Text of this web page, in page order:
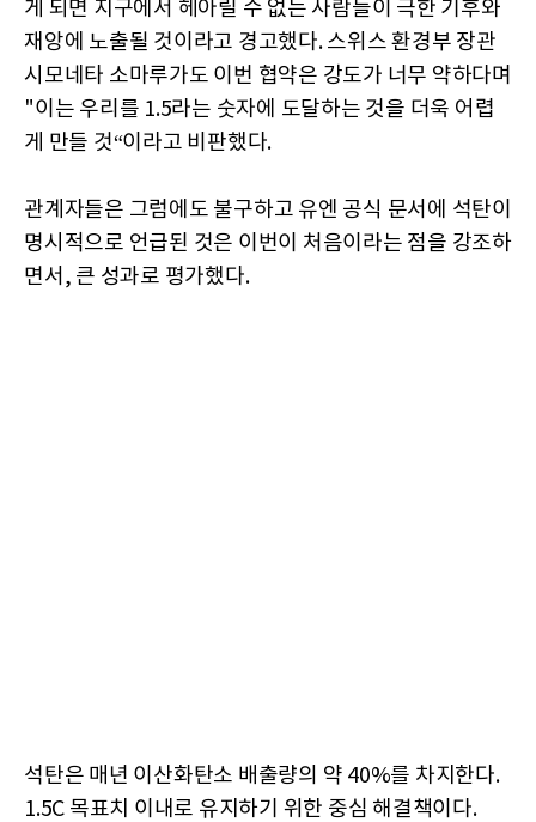
게 되면 지구에서 헤아릴 수 없는 사람들이 극한 기후와
재앙에 노출될 것이라고 경고했다. 스위스 환경부 장관
시모네타 소마루가도 이번 협약은 강도가 너무 약하다며
"이는 우리를 1.5라는 숫자에 도달하는 것을 더욱 어렵
게 만들 것“이라고 비판했다.
관계자들은 그럼에도 불구하고 유엔 공식 문서에 석탄이
명시적으로 언급된 것은 이번이 처음이라는 점을 강조하
면서, 큰 성과로 평가했다.
석탄은 매년 이산화탄소 배출량의 약 40%를 차지한다.
1.5C 목표치 이내로 유지하기 위한 중심 해결책이다.